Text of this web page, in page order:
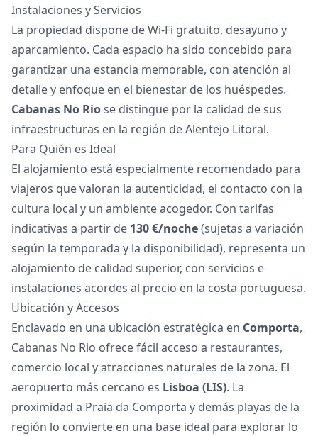
Instalaciones y Servicios
La propiedad dispone de Wi-Fi gratuito, desayuno y
aparcamiento. Cada espacio ha sido concebido para
garantizar una estancia memorable, con atención al
detalle y enfoque en el bienestar de los huéspedes.
Cabanas No Riose distingue por la calidad de sus
infraestructuras en la región de Alentejo Litoral.
Para Quién es Ideal
El alojamiento está especialmente recomendado para
viajeros que valoran la autenticidad, el contacto con la
cultura local y un ambiente acogedor. Con tarifas
indicativas a partir de 130 €/noche(sujetas a variación
según la temporada y la disponibilidad), representa un
alojamiento de calidad superior, con servicios e
instalaciones acordes al precio en la costa portuguesa.
Ubicación y Accesos
Enclavado en una ubicación estratégica en Comporta,
Cabanas No Rio ofrece fácil acceso a restaurantes,
comercio local y atracciones naturales de la zona. El
aeropuerto más cercano es Lisboa (LIS). La
proximidad a Praia da Comporta y demás playas de la
región lo convierte en una base ideal para explorar lo